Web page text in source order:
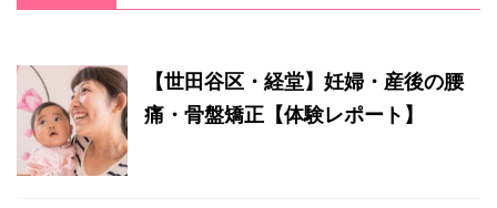
【世田谷区・経堂】妊婦・産後の腰
痛・骨盤矯正【体験レポート】